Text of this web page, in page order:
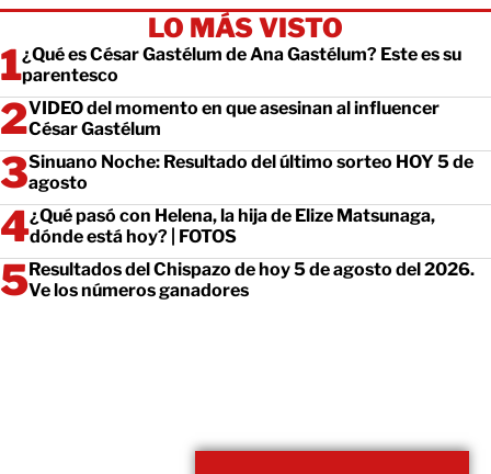
LO MÁS VISTO
¿Qué es César Gastélum de Ana Gastélum? Este es su
parentesco
VIDEO del momento en que asesinan al influencer
César Gastélum
Sinuano Noche: Resultado del último sorteo HOY 5 de
agosto
¿Qué pasó con Helena, la hija de Elize Matsunaga,
dónde está hoy? | FOTOS
Resultados del Chispazo de hoy 5 de agosto del 2026.
Ve los números ganadores